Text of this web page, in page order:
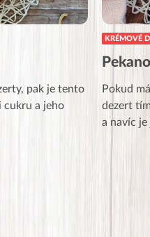
pak je tento
cukru a jeho
KRÉMOVÉ
Pokud
dezert
a navíc